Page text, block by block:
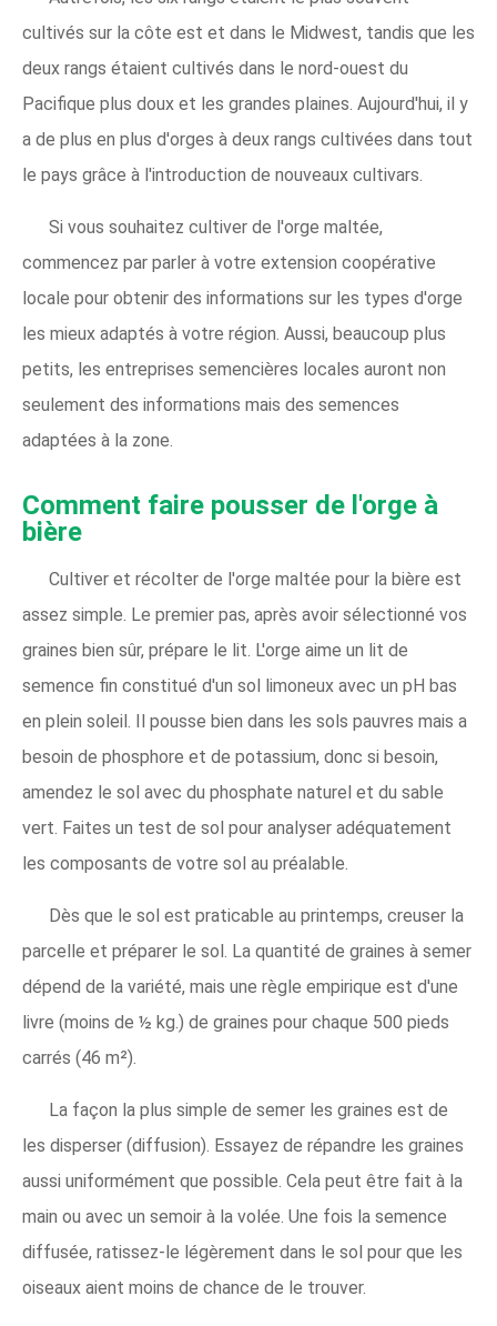
cultivés sur la côte est et dans le Midwest, tandis que les
deux rangs étaient cultivés dans le nord-ouest du
Pacifique plus doux et les grandes plaines. Aujourd'hui, il y
a de plus en plus d'orges à deux rangs cultivées dans tout
le pays grâce à l'introduction de nouveaux cultivars.
Si vous souhaitez cultiver de l'orge maltée,
commencez par parler à votre extension coopérative
locale pour obtenir des informations sur les types d'orge
les mieux adaptés à votre région. Aussi, beaucoup plus
petits, les entreprises semencières locales auront non
seulement des informations mais des semences
adaptées à la zone.
Comment faire pousser de l'orge à
bière
Cultiver et récolter de l'orge maltée pour la bière est
assez simple. Le premier pas, après avoir sélectionné vos
graines bien sûr, prépare le lit. L'orge aime un lit de
semence fin constitué d'un sol limoneux avec un pH bas
en plein soleil. Il pousse bien dans les sols pauvres mais a
besoin de phosphore et de potassium, donc si besoin,
amendez le sol avec du phosphate naturel et du sable
vert. Faites un test de sol pour analyser adéquatement
les composants de votre sol au préalable.
Dès que le sol est praticable au printemps, creuser la
parcelle et préparer le sol. La quantité de graines à semer
dépend de la variété, mais une règle empirique est d'une
livre (moins de ½ kg.) de graines pour chaque 500 pieds
carrés (46 m²).
La façon la plus simple de semer les graines est de
les disperser (diffusion). Essayez de répandre les graines
aussi uniformément que possible. Cela peut être fait à la
main ou avec un semoir à la volée. Une fois la semence
diffusée, ratissez-le légèrement dans le sol pour que les
oiseaux aient moins de chance de le trouver.